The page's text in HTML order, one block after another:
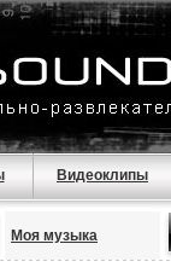
Видеоклипы
Моя музыка